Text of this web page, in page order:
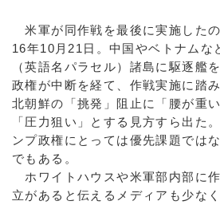
米軍が同作戦を最後に実施した
16年10月21日。中国やベトナムな
（英語名パラセル）諸島に駆逐艦
政権が中断を経て、作戦実施に踏
北朝鮮の「挑発」阻止に「腰が重
「圧力狙い」とする見方すら出た
ンプ政権にとっては優先課題では
でもある。
ホワイトハウスや米軍部内部に
立があると伝えるメディアも少な